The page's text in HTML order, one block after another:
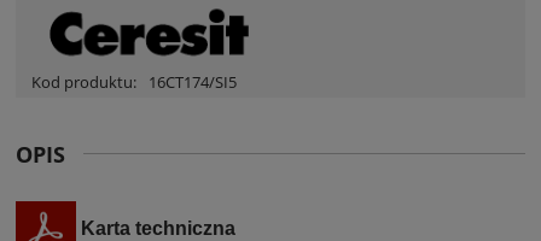
Kod produktu: 16CT174/SI5
OPIS
Karta techniczna